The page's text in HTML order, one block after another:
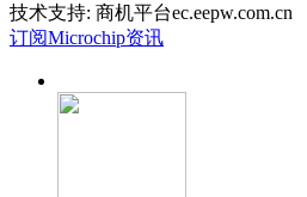
技术支持: 商机平台ec.eepw.com.cn
订阅Microchip资讯